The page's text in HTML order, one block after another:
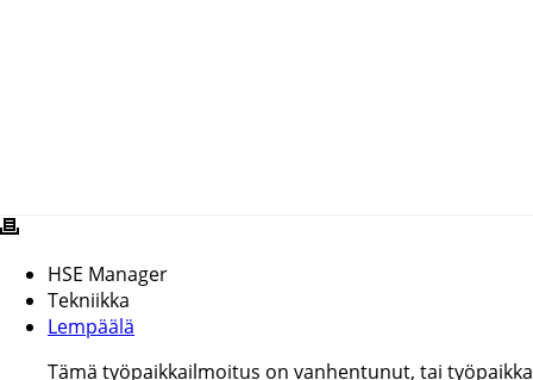
HSE Manager
Tekniikka
Lempäälä
Tämä työpaikkailmoitus on vanhentunut, tai työpaikka